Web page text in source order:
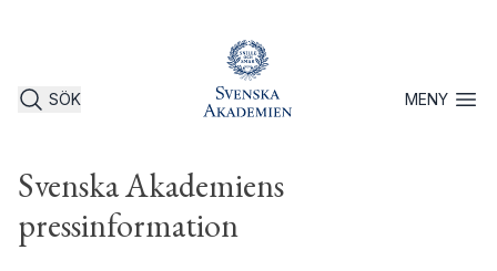
SÖK MENYÖppna
Svenska Akademiens
pressinformation